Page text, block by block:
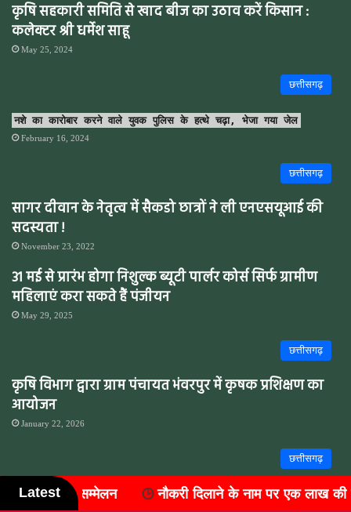
कृषि सहकारी समिति से खाद बीज का उठाव करें किसान :
कलेक्टर श्री धर्मेश साहू
May 25, 2024
छत्तीसगढ़
नशे का कारोबार करने वाले युवक पुलिस के हत्थे चढ़ा, भेजा गया जेल
February 16, 2024
छत्तीसगढ़
सागर दीवान के नेतृत्व में सैकडो छात्रों ने ली एनएसयूआई की
सदस्यता !
November 23, 2022
31 मई से प्रारंभ होगा निशुल्क ब्यूटी पार्लर कोर्स सिर्फ ग्रामीण
महिलाएं करा सकते हैं पंजीयन
May 29, 2025
छत्तीसगढ़
कृषि विभाग द्वारा ग्राम पंचायत भंवरपुर में कृषक प्रशिक्षण का
आयोजन
January 22, 2026
छत्तीसगढ़
विप्र फाउंडेशन ने किया सत्यनारायण शर्मा का सम्मान समारोह
Latest
दिलाने के नाम पर एक लाख की ठगी, एक साल से फरार आरोपी